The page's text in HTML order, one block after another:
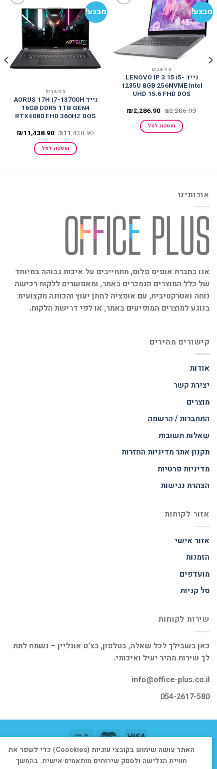
מבצע!
מחשבים
נייד LENOVO IP 3 15 i5-
1235U 8GB 256NVME Intel
UHD 15.6 FHD DOS
₪2,286.90 המחיר
היה:
₪2,286.90.
₪2,286.90 המחיר
הוספה לסל
מבצע!
למועדפים
מחשבים
נייד AORUS 17H i7-13700H
16GB DDR5 1TB GEN4
RTX4080 FHD 360HZ DOS
₪11,438.90 המחיר
היה:
₪11,438.90.
₪11,438.90 המחיר
הוספה לסל
אודותינו
אנו בחברת אופיס פלוס, מתחייבים על איכות גבוהה במיוחד
של כלל המוצרים הנמכרים באתר, ומאפשרים ללקוח רכישה
נוחה ואטרקטיבית, עם אופציה למתן יעוץ והכוונה מקצועית
בנוגע למוצרים המופיעים באתר, או לפי דרישת הלקוח.
קישורים מהירים
אודות
יצירת קשר
מוצרים
התחברות / הרשמה
שאלות תשובות
תקנון אתרמדיניות החזרות
מדיניות פרטיות
הצהרת נגישות
אזור לקוחות
אזור אישי
הזמנות
מועדפים
סל קניות
שירות לקוחות
כאן בשבילך לכל שאלה, בטלפון, בצ’ט אונליין – נשמח לתת
לך שירות מהיר יעיל ואיכותי.
info@office-plus.co.il
054-2617-580
דף הבית אודות חנות יצירת קשרהאתר עושה שימוש בקובצי עוגיות (Coockies) כדי לשפר את
חוויית הגלישה ולספק שירותים מותאמים אישית. בהמשך